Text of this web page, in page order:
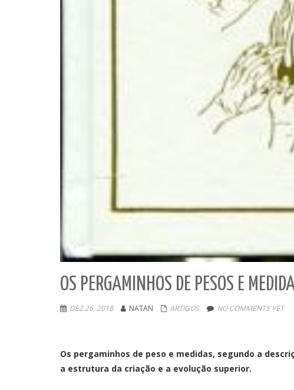
OS PERGAMINHOS DE PESOS E
DEZ 26, 2018 NATAN ARTIGOS NO COMMENTS YET
Os pergaminhos de peso e medidas, segundo a
a estrutura da criação e a evolução superior.